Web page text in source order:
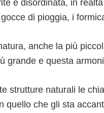
è disordinata, in
di pioggia, i
anche la più
grande e questa
strutture naturali le
quello che gli sta